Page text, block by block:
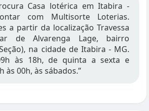
Casa lotérica em Itabira -
com Multisorte Loterias.
a partir da localização Travessa
de Alvarenga Lage, bairro
na cidade de Itabira - MG.
às 18h, de quinta a sexta e
às 00h, às sábados.”